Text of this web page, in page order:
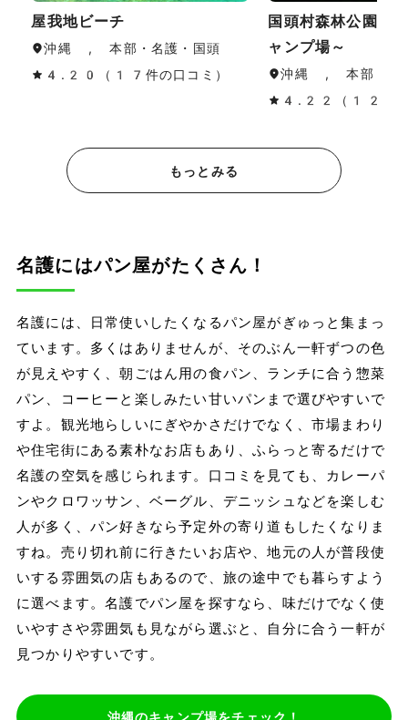
屋我地ビーチ
沖縄 , 本部・名護・国頭
4.20（17件の口コミ）
国頭村森林公園～
ャンプ場～
沖縄 , 本部・名
4.22（12件の
もっとみる
名護にはパン屋がたくさん！
名護には、日常使いしたくなるパン屋がぎゅっと集まっ
ています。多くはありませんが、そのぶん一軒ずつの色
が見えやすく、朝ごはん用の食パン、ランチに合う惣菜
パン、コーヒーと楽しみたい甘いパンまで選びやすいで
すよ。観光地らしいにぎやかさだけでなく、市場まわり
や住宅街にある素朴なお店もあり、ふらっと寄るだけで
名護の空気を感じられます。口コミを見ても、カレーパ
ンやクロワッサン、ベーグル、デニッシュなどを楽しむ
人が多く、パン好きなら予定外の寄り道もしたくなりま
すね。売り切れ前に行きたいお店や、地元の人が普段使
いする雰囲気の店もあるので、旅の途中でも暮らすよう
に選べます。名護でパン屋を探すなら、味だけでなく使
いやすさや雰囲気も見ながら選ぶと、自分に合う一軒が
見つかりやすいです。
沖縄のキャンプ場をチェック！